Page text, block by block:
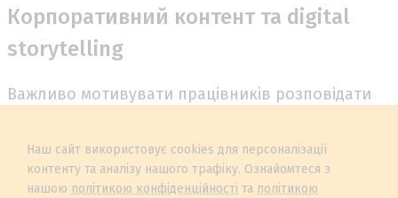
Корпоративний контент та digital
storytelling
Важливо мотивувати працівників розповідати
залишатися добровільним процесом. Для цього
організації активно використовують канали для
демонстрації реального життя всередині
Наш сайт використовує cookies для персоналізації
контенту та аналізу нашого трафіку. Ознайомтеся з
нашою політикою конфіденційності та політикою